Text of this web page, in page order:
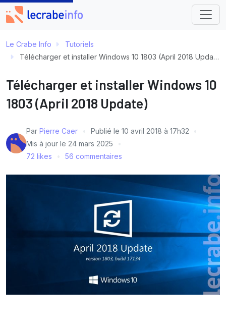
Le Crabe Info
Tutoriels
Télécharger et installer Windows 10 1803 (April 2018 Update)
Télécharger et installer Windows 10
1803 (April 2018 Update)
Par Pierre Caer Publié le 10 avril 2018 à 17h32
Mis à jour le 24 mars 2025
72 likes
56 commentaires